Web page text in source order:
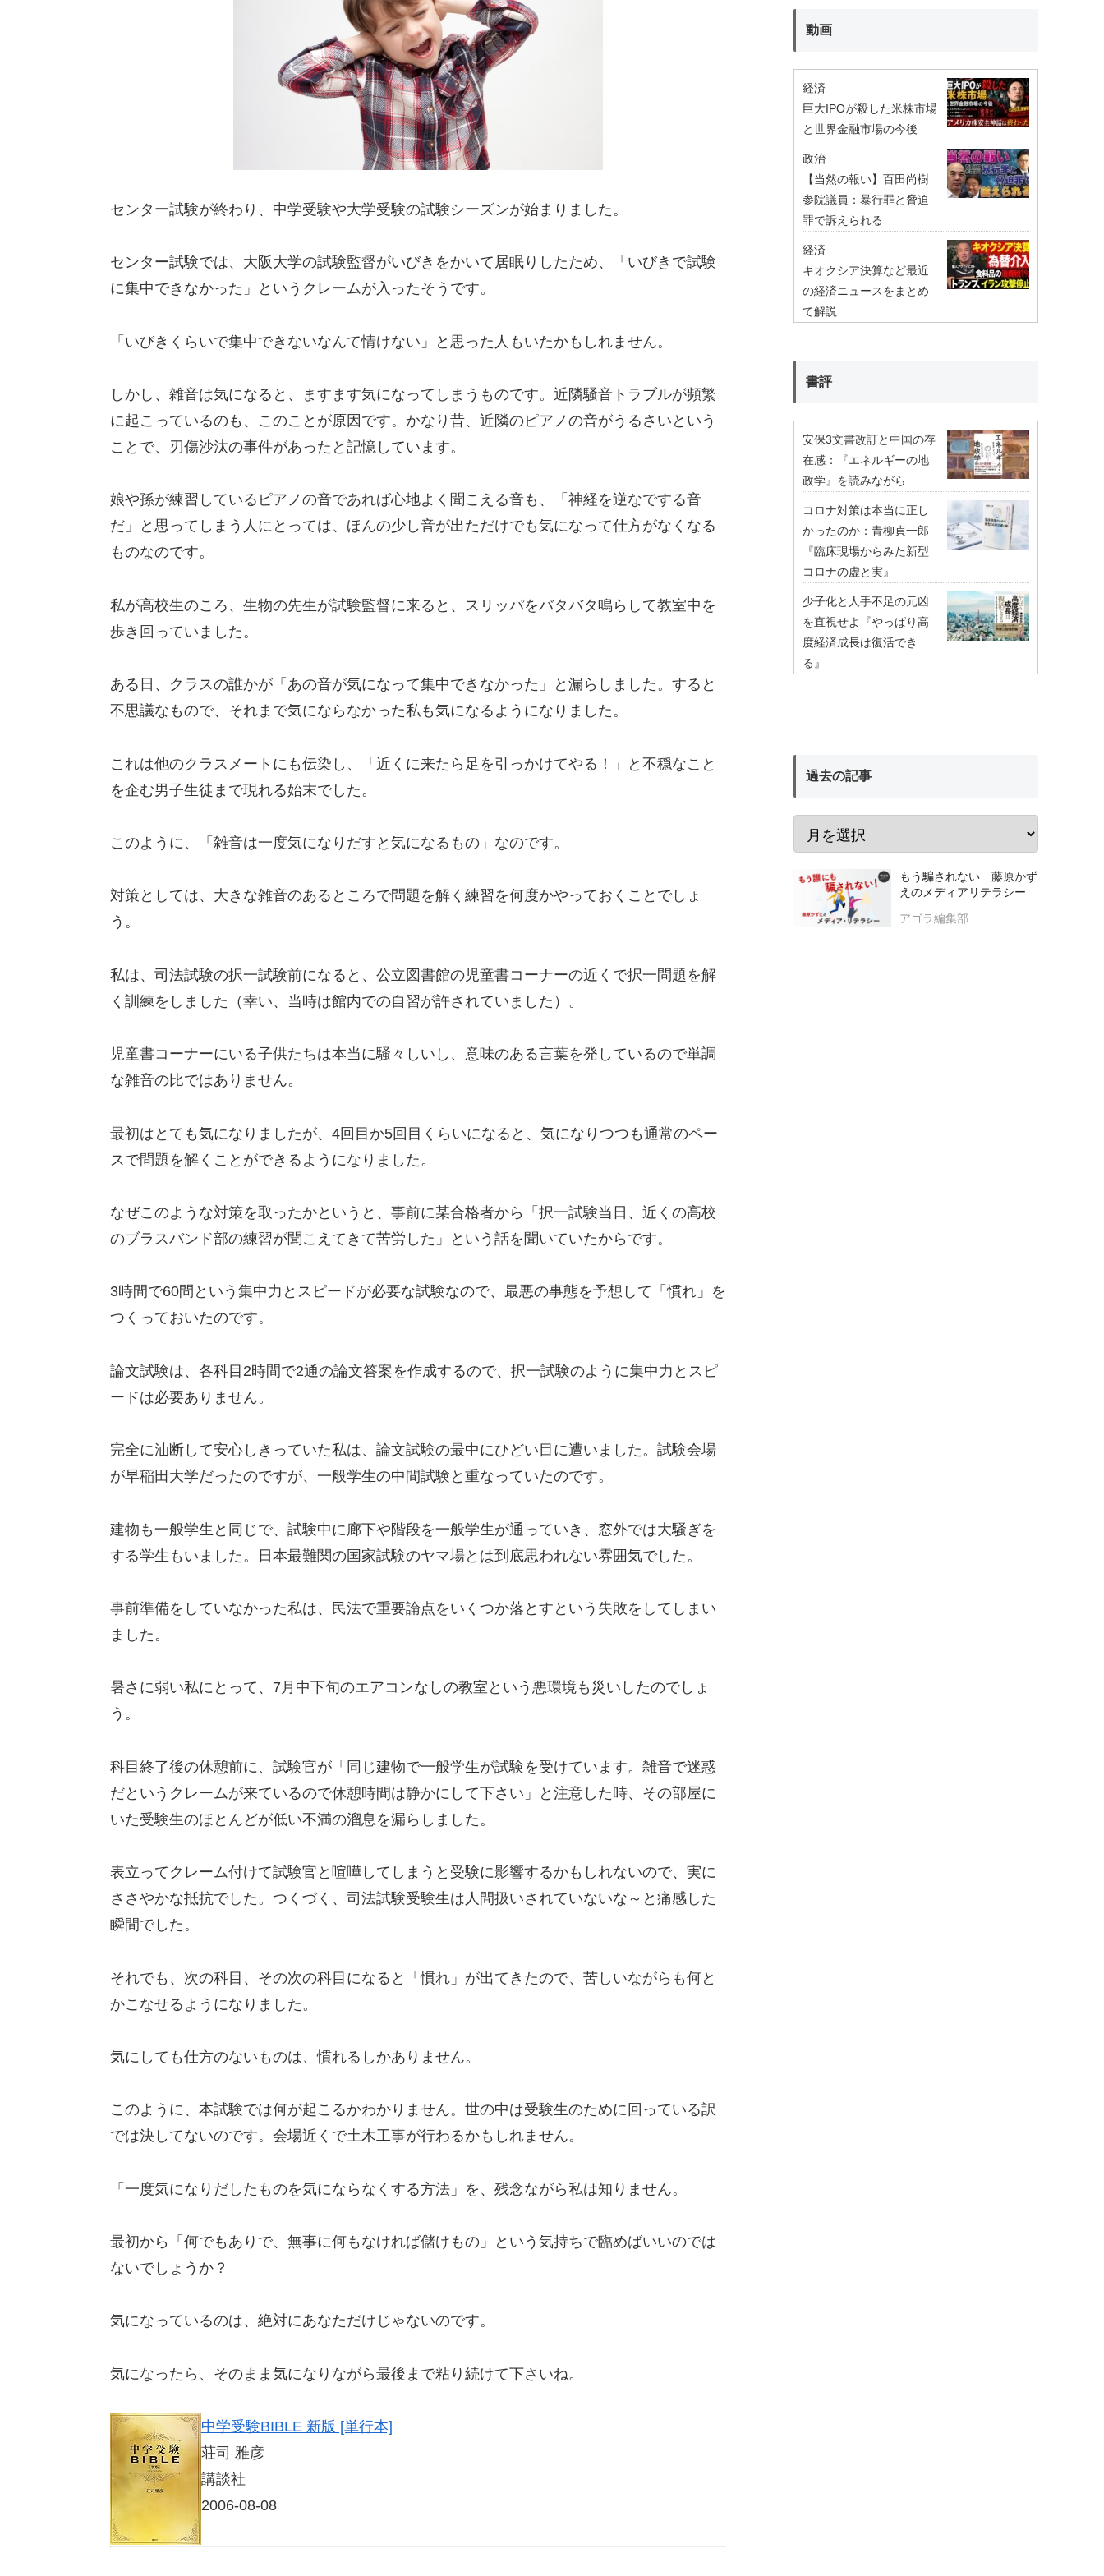
センター試験が終わり、中学受験や大学受験の試験シーズンが始まりました。
センター試験では、大阪大学の試験監督がいびきをかいて居眠りしたため、「いびきで試験
に集中できなかった」というクレームが入ったそうです。
「いびきくらいで集中できないなんて情けない」と思った人もいたかもしれません。
しかし、雑音は気になると、ますます気になってしまうものです。近隣騒音トラブルが頻繁
に起こっているのも、このことが原因です。かなり昔、近隣のピアノの音がうるさいという
ことで、刃傷沙汰の事件があったと記憶しています。
娘や孫が練習しているピアノの音であれば心地よく聞こえる音も、「神経を逆なでする音
だ」と思ってしまう人にとっては、ほんの少し音が出ただけでも気になって仕方がなくなる
ものなのです。
私が高校生のころ、生物の先生が試験監督に来ると、スリッパをバタバタ鳴らして教室中を
歩き回っていました。
ある日、クラスの誰かが「あの音が気になって集中できなかった」と漏らしました。すると
不思議なもので、それまで気にならなかった私も気になるようになりました。
これは他のクラスメートにも伝染し、「近くに来たら足を引っかけてやる！」と不穏なこと
を企む男子生徒まで現れる始末でした。
このように、「雑音は一度気になりだすと気になるもの」なのです。
対策としては、大きな雑音のあるところで問題を解く練習を何度かやっておくことでしょ
う。
私は、司法試験の択一試験前になると、公立図書館の児童書コーナーの近くで択一問題を解
く訓練をしました（幸い、当時は館内での自習が許されていました）。
児童書コーナーにいる子供たちは本当に騒々しいし、意味のある言葉を発しているので単調
な雑音の比ではありません。
最初はとても気になりましたが、4回目か5回目くらいになると、気になりつつも通常のペー
スで問題を解くことができるようになりました。
なぜこのような対策を取ったかというと、事前に某合格者から「択一試験当日、近くの高校
のブラスバンド部の練習が聞こえてきて苦労した」という話を聞いていたからです。
3時間で60問という集中力とスピードが必要な試験なので、最悪の事態を予想して「慣れ」を
つくっておいたのです。
論文試験は、各科目2時間で2通の論文答案を作成するので、択一試験のように集中力とスピ
ードは必要ありません。
完全に油断して安心しきっていた私は、論文試験の最中にひどい目に遭いました。試験会場
が早稲田大学だったのですが、一般学生の中間試験と重なっていたのです。
建物も一般学生と同じで、試験中に廊下や階段を一般学生が通っていき、窓外では大騒ぎを
する学生もいました。日本最難関の国家試験のヤマ場とは到底思われない雰囲気でした。
事前準備をしていなかった私は、民法で重要論点をいくつか落とすという失敗をしてしまい
ました。
暑さに弱い私にとって、7月中下旬のエアコンなしの教室という悪環境も災いしたのでしょ
う。
科目終了後の休憩前に、試験官が「同じ建物で一般学生が試験を受けています。雑音で迷惑
だというクレームが来ているので休憩時間は静かにして下さい」と注意した時、その部屋に
いた受験生のほとんどが低い不満の溜息を漏らしました。
表立ってクレーム付けて試験官と喧嘩してしまうと受験に影響するかもしれないので、実に
ささやかな抵抗でした。つくづく、司法試験受験生は人間扱いされていないな～と痛感した
瞬間でした。
それでも、次の科目、その次の科目になると「慣れ」が出てきたので、苦しいながらも何と
かこなせるようになりました。
気にしても仕方のないものは、慣れるしかありません。
このように、本試験では何が起こるかわかりません。世の中は受験生のために回っている訳
では決してないのです。会場近くで土木工事が行わるかもしれません。
「一度気になりだしたものを気にならなくする方法」を、残念ながら私は知りません。
最初から「何でもありで、無事に何もなければ儲けもの」という気持ちで臨めばいいのでは
ないでしょうか？
気になっているのは、絶対にあなただけじゃないのです。
気になったら、そのまま気になりながら最後まで粘り続けて下さいね。
中学受験BIBLE 新版 [単行本]
荘司 雅彦
講談社
2006-08-08
動画
経済
巨大IPOが殺した米株市場
と世界金融市場の今後
政治
【当然の報い】百田尚樹
参院議員：暴行罪と脅迫
罪で訴えられる
経済
キオクシア決算など最近
の経済ニュースをまとめ
て解説
書評
安保3文書改訂と中国の存
在感：『エネルギーの地
政学』を読みながら
コロナ対策は本当に正し
かったのか：青柳貞一郎
『臨床現場からみた新型
コロナの虚と実』
少子化と人手不足の元凶
を直視せよ『やっぱり高
度経済成長は復活でき
る』
過去の記事
もう騙されない 藤原かず
えのメディアリテラシー
アゴラ編集部